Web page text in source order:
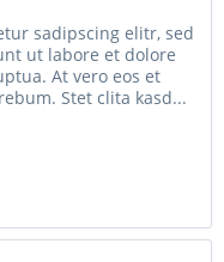
sadipscing elitr, sed
ut labore et dolore
At vero eos et
Stet clita kasd...